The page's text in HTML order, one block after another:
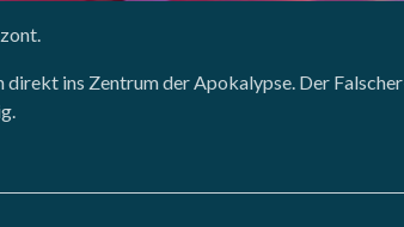
direkt ins Zentrum der Apokalypse. Der